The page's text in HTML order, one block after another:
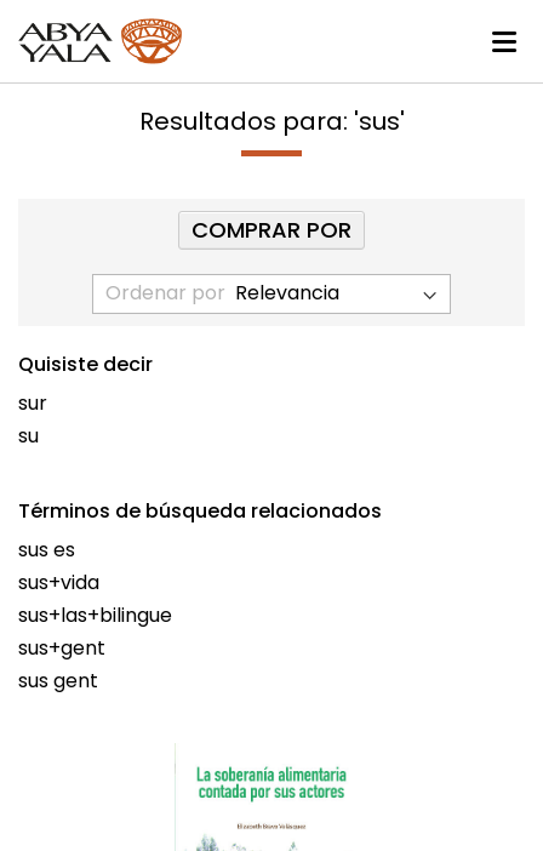
Resultados para: 'sus'
Ordenar por
Quisiste decir
sur
su
Términos de búsqueda relacionados
sus es
sus+vida
sus+las+bilingue
sus+gent
sus gent
COMPRAR POR